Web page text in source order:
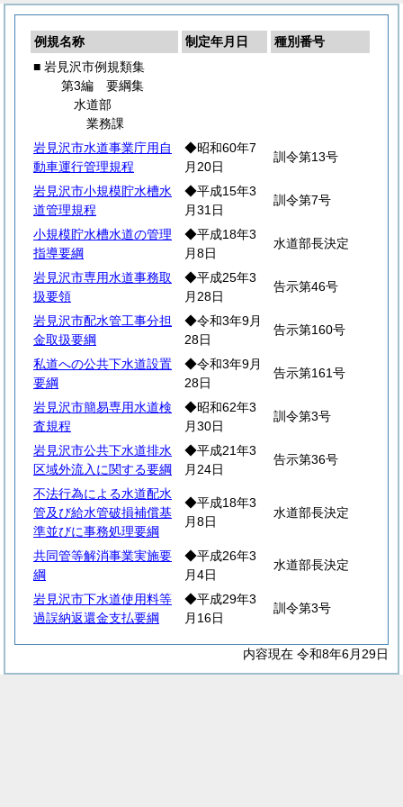
例規名称 制定年月日
種別番号
■ 岩見沢市例規類集
第3編 要綱集
水道部
業務課
岩見沢市水道事業庁用自
動車運行管理規程
◆昭和60年7
月20日
訓令第13号
岩見沢市小規模貯水槽水
道管理規程
◆平成15年3
月31日
訓令第7号
小規模貯水槽水道の管理
指導要綱
◆平成18年3
月8日
水道部長決定
岩見沢市専用水道事務取
扱要領
◆平成25年3
月28日
告示第46号
岩見沢市配水管工事分担
金取扱要綱
◆令和3年9月
28日
告示第160号
私道への公共下水道設置
要綱
◆令和3年9月
28日
告示第161号
岩見沢市簡易専用水道検
査規程
◆昭和62年3
月30日
訓令第3号
岩見沢市公共下水道排水
区域外流入に関する要綱
◆平成21年3
月24日
告示第36号
不法行為による水道配水
管及び給水管破損補償基
準並びに事務処理要綱
◆平成18年3
月8日
水道部長決定
共同管等解消事業実施要
綱
◆平成26年3
月4日
水道部長決定
岩見沢市下水道使用料等
過誤納返還金支払要綱
◆平成29年3
月16日
訓令第3号
内容現在 令和8年6月29日